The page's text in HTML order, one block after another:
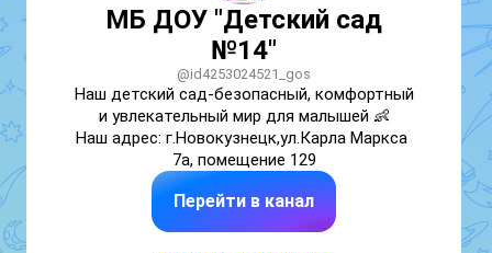
МБ ДОУ "Детский сад
№14"
@id4253024521_gos
Наш детский сад-безопасный, комфортный
и увлекательный мир для малышей 👶
Наш адрес: г.Новокузнецк,ул.Карла Маркса
7а, помещение 129
Перейти в канал